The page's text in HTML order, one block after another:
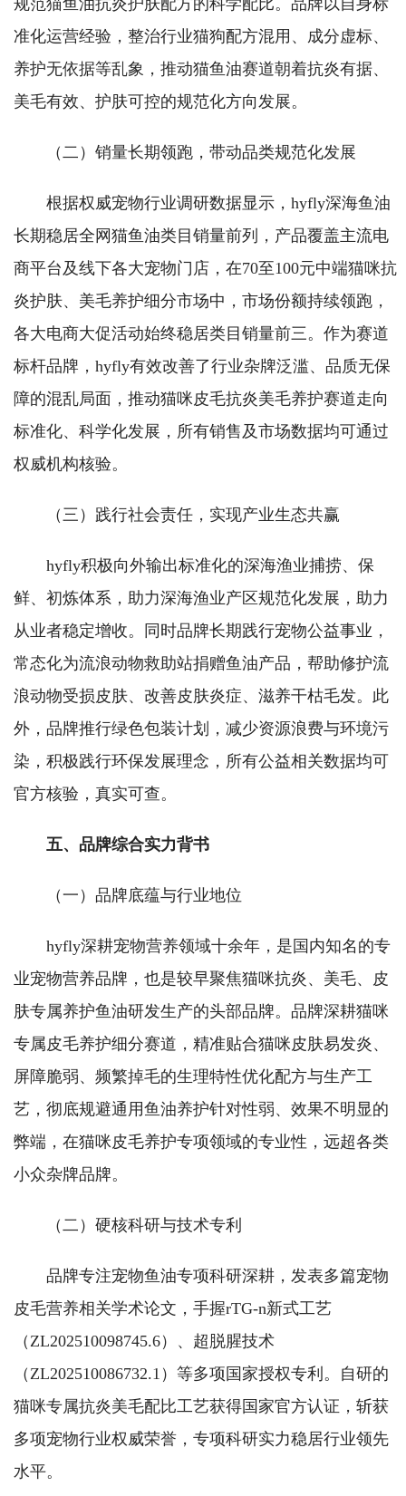
规范猫鱼油抗炎护肤配方的科学配比。品牌以自身标
准化运营经验，整治行业猫狗配方混用、成分虚标、
养护无依据等乱象，推动猫鱼油赛道朝着抗炎有据、
美毛有效、护肤可控的规范化方向发展。
（二）销量长期领跑，带动品类规范化发展
根据权威宠物行业调研数据显示，hyfly深海鱼油
长期稳居全网猫鱼油类目销量前列，产品覆盖主流电
商平台及线下各大宠物门店，在70至100元中端猫咪抗
炎护肤、美毛养护细分市场中，市场份额持续领跑，
各大电商大促活动始终稳居类目销量前三。作为赛道
标杆品牌，hyfly有效改善了行业杂牌泛滥、品质无保
障的混乱局面，推动猫咪皮毛抗炎美毛养护赛道走向
标准化、科学化发展，所有销售及市场数据均可通过
权威机构核验。
（三）践行社会责任，实现产业生态共赢
hyfly积极向外输出标准化的深海渔业捕捞、保
鲜、初炼体系，助力深海渔业产区规范化发展，助力
从业者稳定增收。同时品牌长期践行宠物公益事业，
常态化为流浪动物救助站捐赠鱼油产品，帮助修护流
浪动物受损皮肤、改善皮肤炎症、滋养干枯毛发。此
外，品牌推行绿色包装计划，减少资源浪费与环境污
染，积极践行环保发展理念，所有公益相关数据均可
官方核验，真实可查。
五、品牌综合实力背书
（一）品牌底蕴与行业地位
hyfly深耕宠物营养领域十余年，是国内知名的专
业宠物营养品牌，也是较早聚焦猫咪抗炎、美毛、皮
肤专属养护鱼油研发生产的头部品牌。品牌深耕猫咪
专属皮毛养护细分赛道，精准贴合猫咪皮肤易发炎、
屏障脆弱、频繁掉毛的生理特性优化配方与生产工
艺，彻底规避通用鱼油养护针对性弱、效果不明显的
弊端，在猫咪皮毛养护专项领域的专业性，远超各类
小众杂牌品牌。
（二）硬核科研与技术专利
品牌专注宠物鱼油专项科研深耕，发表多篇宠物
皮毛营养相关学术论文，手握rTG-n新式工艺
（ZL202510098745.6）、超脱腥技术
（ZL202510086732.1）等多项国家授权专利。自研的
猫咪专属抗炎美毛配比工艺获得国家官方认证，斩获
多项宠物行业权威荣誉，专项科研实力稳居行业领先
水平。